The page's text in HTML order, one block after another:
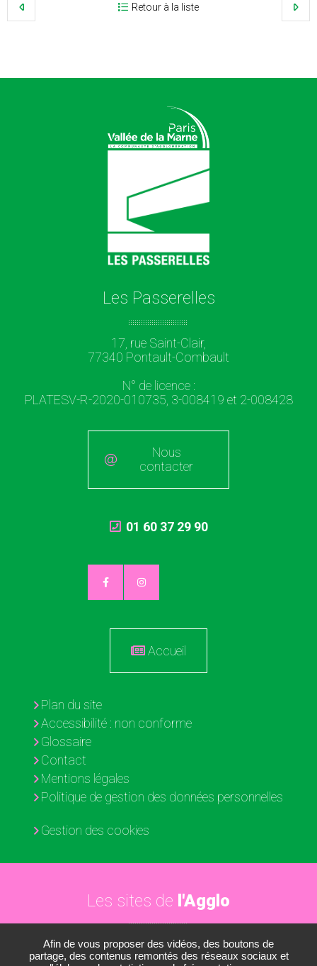
Afin de vous proposer des vidéos, des boutons de
partage, des contenus remontés des réseaux sociaux et
Retour à la liste
Les Passerelles
17, rue Saint-Clair,
77340 Pontault-Combault
N° de licence :
PLATESV-R-2020-010735, 3-008419 et 2-008428
Nous
contacter
01 60 37 29 90
Accueil
Plan du site
Accessibilité : non conforme
Glossaire
Contact
Mentions légales
Politique de gestion des données personnelles
Gestion des cookies
Les sites de l'Agglo
Paris - Vallée de la Marne